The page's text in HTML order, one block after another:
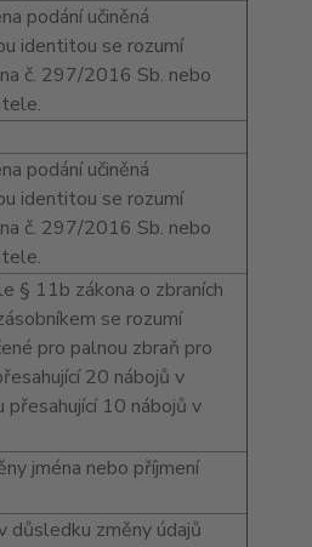
podání učiněná
identitou se rozumí
č. 297/2016 Sb. nebo
podání učiněná
identitou se rozumí
č. 297/2016 Sb. nebo
§ 11b zákona o zbraních
se rozumí
pro palnou zbraň pro
20 nábojů v
10 nábojů v
jména nebo příjmení
důsledku změny údajů